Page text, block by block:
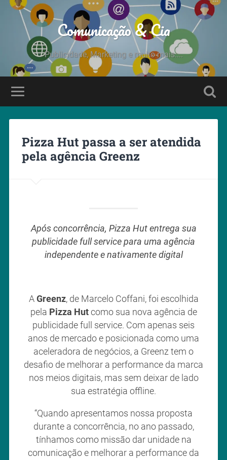
Comunicação & Cia
Publicidade, Marketing e muito mais....
Pizza Hut passa a ser atendida
pela agência Greenz
Após concorrência, Pizza Hut entrega sua
publicidade full service para uma agência
independente e nativamente digital
A Greenz, de Marcelo Coffani, foi escolhida
pela Pizza Hutcomo sua nova agência de
publicidade full service. Com apenas seis
anos de mercado e posicionada como uma
aceleradora de negócios, a Greenz tem o
desafio de melhorar a performance da marca
nos meios digitais, mas sem deixar de lado
sua estratégia offline.
“Quando apresentamos nossa proposta
durante a concorrência, no ano passado,
tínhamos como missão dar unidade na
comunicação e melhorar a performance da